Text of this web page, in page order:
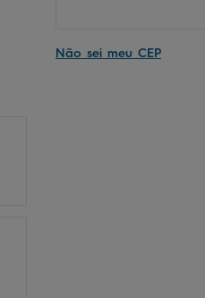
Não sei meu CEP